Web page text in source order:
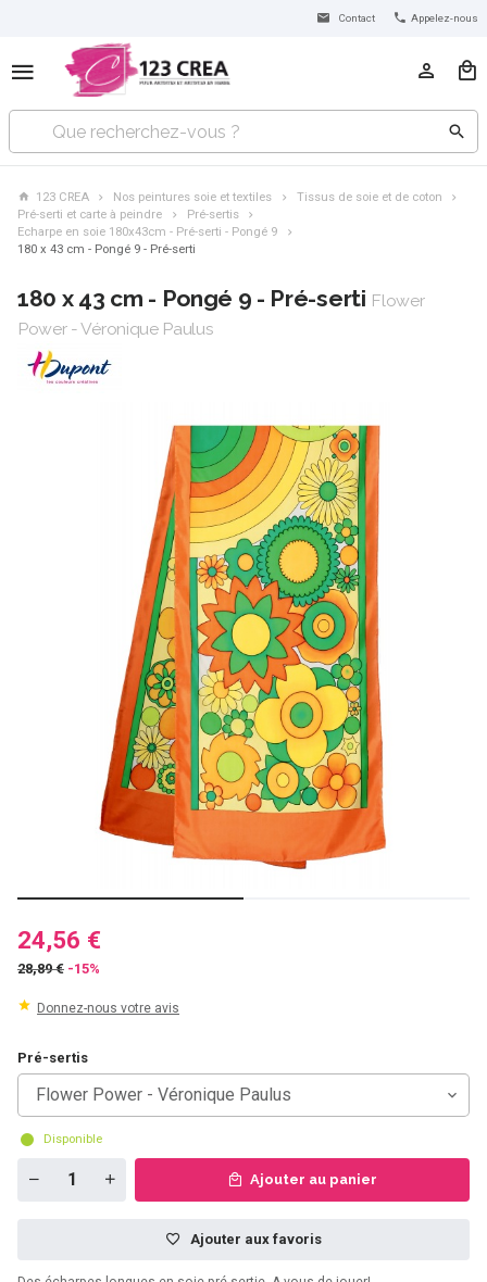
Contact Appelez-nous
123 CREA Nos peintures soie et textiles
Tissus de soie et de coton
Pré-serti et carte à peindre
Pré-sertis
Echarpe en soie 180x43cm - Pré-serti - Pongé 9
180 x 43 cm - Pongé 9 - Pré-serti
180 x 43 cm - Pongé 9 - Pré-serti Flower
Power - Véronique Paulus
24,56 €
28,89 € -15%
Donnez-nous votre avis
Pré-sertis
Flower Power - Véronique Paulus
Disponible
Ajouter au panier
Ajouter aux favoris